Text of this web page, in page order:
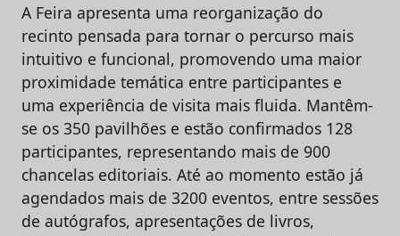
A Feira apresenta uma reorganização do
recinto pensada para tornar o percurso mais
intuitivo e funcional, promovendo uma maior
proximidade temática entre participantes e
uma experiência de visita mais fluida. Mantêm-
se os 350 pavilhões e estão confirmados 128
participantes, representando mais de 900
chancelas editoriais. Até ao momento estão já
agendados mais de 3200 eventos, entre sessões
de autógrafos, apresentações de livros,